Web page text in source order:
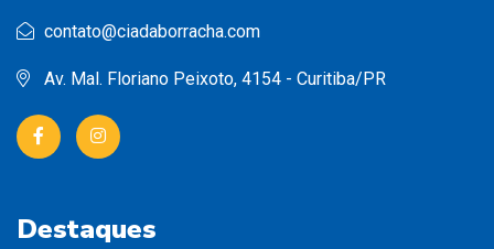
contato@ciadaborracha.com
Av. Mal. Floriano Peixoto, 4154 - Curitiba/PR
Destaques